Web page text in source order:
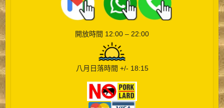
開放時間 12:00 – 22:00
八月日落時間 +/- 18:15